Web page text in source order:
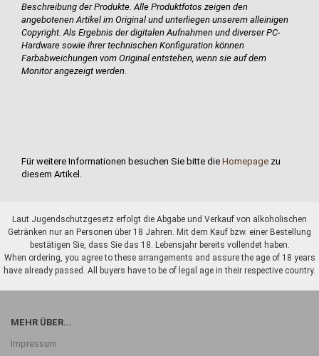
Beschreibung der Produkte.Alle Produktfotos zeigen den
angebotenen Artikel im Original und unterliegen unserem alleinigen
Copyright. Als Ergebnis der digitalen Aufnahmen und diverser PC-
Hardware sowie ihrer technischen Konfiguration können
Farbabweichungen vom Original entstehen, wenn sie auf dem
Monitor angezeigt werden.
Für weitere Informationen besuchen Sie bitte die Homepage zu
diesem Artikel.
Laut Jugendschutzgesetz erfolgt die Abgabe und Verkauf von alkoholischen
Getränken nur an Personen über 18 Jahren. Mit dem Kauf bzw. einer Bestellung
bestätigen Sie, dass Sie das 18. Lebensjahr bereits vollendet haben.
When ordering, you agree to these arrangements and assure the age of 18 years
have already passed. All buyers have to be of legal age in their respective country.
MEHR ÜBER...
Impressum